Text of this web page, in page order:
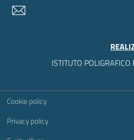
ISTITUTO
Sezione Link Utili
Cookie policy
Privacy policy